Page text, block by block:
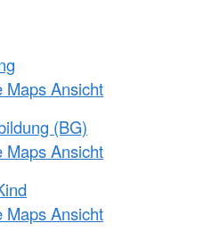
Maps Ansicht
(BG)
Maps Ansicht
Maps Ansicht